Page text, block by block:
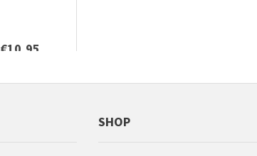
€10,95
SHOP